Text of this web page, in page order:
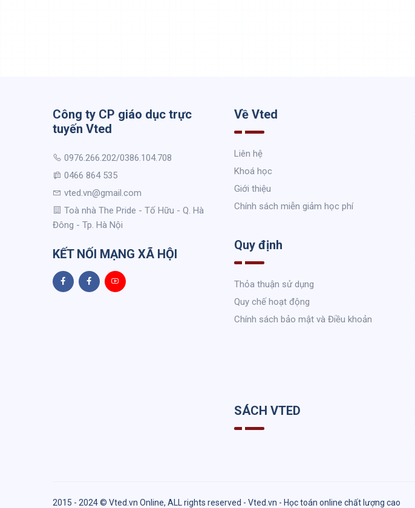
Công ty CP giáo dục trực
tuyến Vted
0976.266.202/0386.104.708
0466 864 535
vted.vn@gmail.com
Toà nhà The Pride - Tố Hữu - Q. Hà
Đông - Tp. Hà Nội
KẾT NỐI MẠNG XÃ HỘI
Về Vted
Liên hệ
Khoá học
Giới thiệu
Chính sách miễn giảm học phí
Quy định
Thỏa thuận sử dụng
Quy chế hoạt động
Chính sách bảo mật và Điều khoản
SÁCH VTED
2015 - 2024 © Vted.vn Online, ALL rights reserved - Vted.vn - Học toán online chất lượng cao